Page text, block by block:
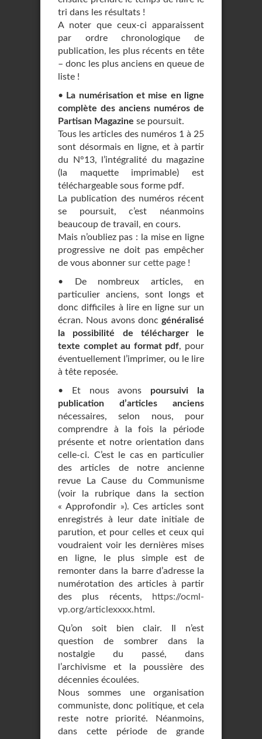
tri dans les résultats !
A noter que ceux-ci apparaissent
par ordre chronologique de
publication, les plus récents en tête
– donc les plus anciens en queue de
liste !
• La numérisation et mise en ligne
complète des anciens numéros de
Partisan Magazine se poursuit.
Tous les articles des numéros 1 à 25
sont désormais en ligne, et à partir
du N°13, l’intégralité du magazine
(la maquette imprimable) est
téléchargeable sous forme pdf.
La publication des numéros récent
se poursuit, c’est néanmoins
beaucoup de travail, en cours.
Mais n’oubliez pas : la mise en ligne
progressive ne doit pas empêcher
de vous abonner sur cette page !
• De nombreux articles, en
particulier anciens, sont longs et
donc difficiles à lire en ligne sur un
écran. Nous avons donc généralisé
la possibilité de télécharger le
texte complet au format pdf, pour
éventuellement l’imprimer, ou le lire
à tête reposée.
• Et nous avons poursuivi la
publication d’articles anciens
nécessaires, selon nous, pour
comprendre à la fois la période
présente et notre orientation dans
celle-ci. C’est le cas en particulier
des articles de notre ancienne
revue La Cause du Communisme
(voir la rubrique dans la section
« Approfondir »). Ces articles sont
enregistrés à leur date initiale de
parution, et pour celles et ceux qui
voudraient voir les dernières mises
en ligne, le plus simple est de
remonter dans la barre d’adresse la
numérotation des articles à partir
des plus récents,
https://ocml-
vp.org/articlexxxx.html .
Qu’on soit bien clair. Il n’est
question de sombrer dans la
nostalgie du passé, dans
l’archivisme et la poussière des
décennies écoulées.
Nous sommes une organisation
communiste, donc politique, et cela
reste notre priorité. Néanmoins,
dans cette période de grande